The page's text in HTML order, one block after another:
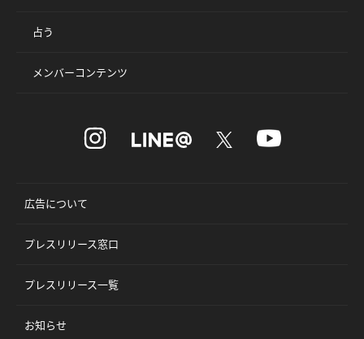
占う
メンバーコンテンツ
広告について
プレスリリース窓口
プレスリリース一覧
お知らせ